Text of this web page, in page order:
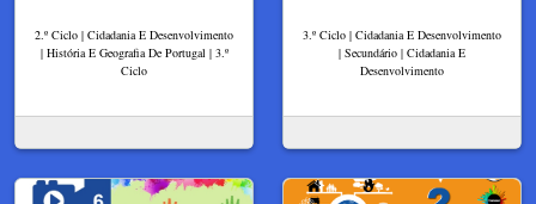
2.º Ciclo | Cidadania E Desenvolvimento
| História E Geografia De Portugal | 3.º
Ciclo
3.º Ciclo | Cidadania E Desenvolvimento
| Secundário | Cidadania E
Desenvolvimento